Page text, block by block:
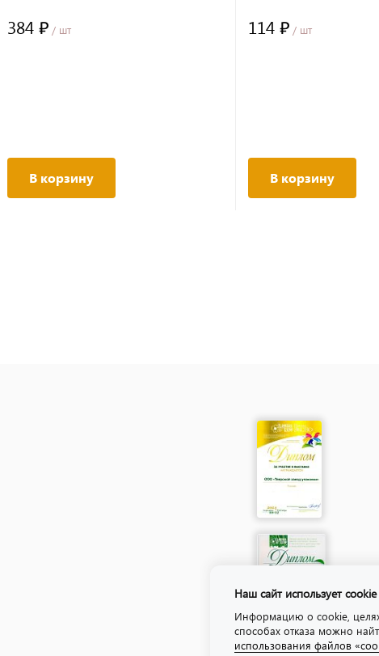
384 ₽ / шт
В корзину
114 ₽ / шт
В корзину
Наш сайт использует cookie
Информацию о cookie,
способах отказа можно
использования файлов